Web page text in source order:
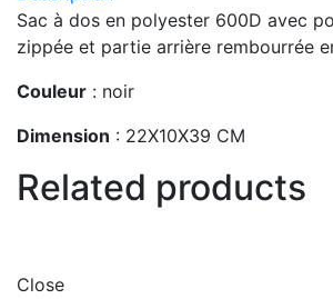
Sac à dos en polyester 600D avec
zippée et partie arrière rembourrée
Couleur : noir
Dimension : 22X10X39 CM
Related products
Close